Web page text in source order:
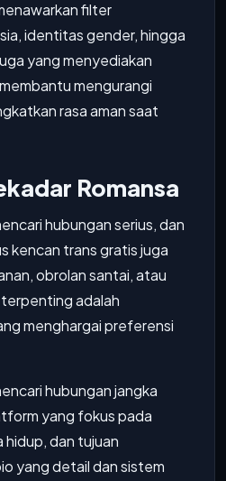
filter
identitas gender, hingga
yang menyediakan
mengurangi
rasa aman saat
Romansa
hubungan serius, dan
kencan trans gratis juga
obrolan santai, atau
adalah
menghargai preferensi
hubungan jangka
yang fokus pada
hidup, dan tujuan
yang detail dan sistem